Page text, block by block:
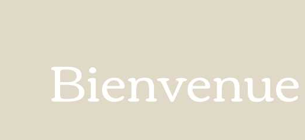
Bienvenue